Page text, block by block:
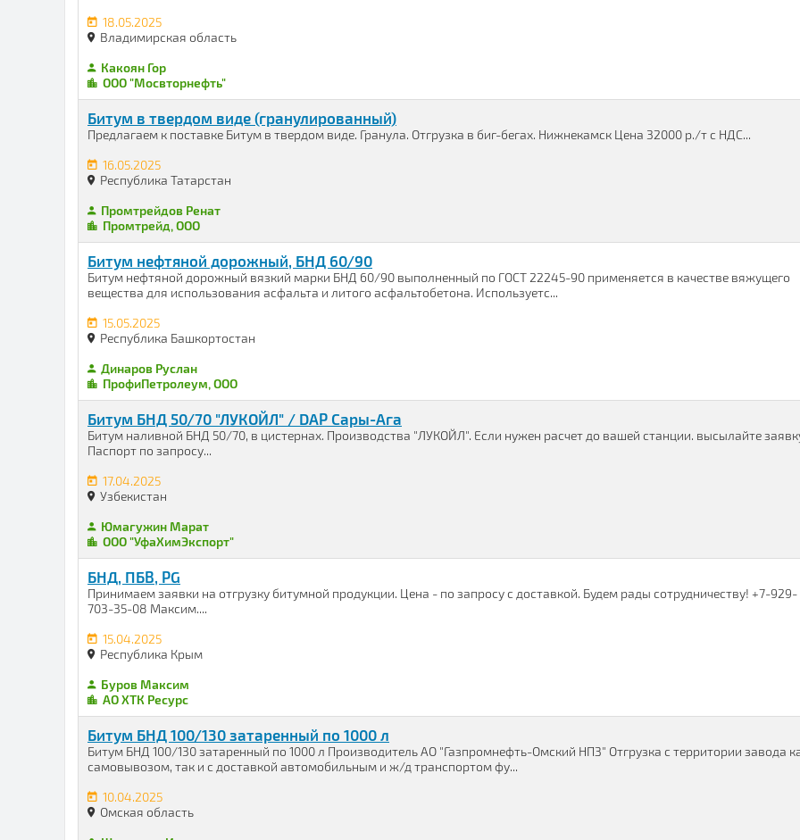
18.05.2025
Владимирская область
Какоян Гор
ООО "Мосвторнефть"
Битум в твердом виде (гранулированный)
Предлагаем к поставке Битум в твердом виде. Гранула. Отгрузка в биг-бегах. Нижнекамск Цена 32000 р./т с НДС...
16.05.2025
Республика Татарстан
Промтрейдов Ренат
Промтрейд, ООО
Битум нефтяной дорожный, БНД 60/90
Битум нефтяной дорожный вязкий марки БНД 60/90 выполненный по ГОСТ 22245-90 применяется в качестве вяжущего
вещества для использования асфальта и литого асфальтобетона. Используетс...
15.05.2025
Республика Башкортостан
Динаров Руслан
ПрофиПетролеум, ООО
Битум БНД 50/70 "ЛУКОЙЛ" / DAP Сары-Ага
Битум наливной БНД 50/70, в цистернах. Производства "ЛУКОЙЛ". Если нужен расчет до вашей станции. высылайте
Паспорт по запросу...
17.04.2025
Узбекистан
Юмагужин Марат
ООО "УфаХимЭкспорт"
БНД, ПБВ, PG
Принимаем заявки на отгрузку битумной продукции. Цена - по запросу с доставкой. Будем рады сотрудничеству! +7-929-
703-35-08 Максим....
15.04.2025
Республика Крым
Буров Максим
АО ХТК Ресурс
Битум БНД 100/130 затаренный по 1000 л
Битум БНД 100/130 затаренный по 1000 л Производитель АО "Газпромнефть-Омский НПЗ" Отгрузка с территории завода
самовывозом, так и с доставкой автомобильным и ж/д транспортом фу...
10.04.2025
Омская область